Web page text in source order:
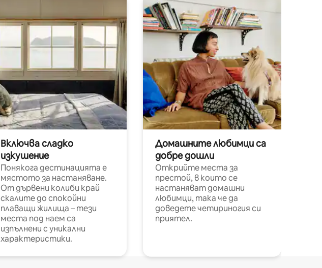
Включва сладко
изкушение
Понякога дестинацията е
мястото за настаняване.
От дървени колиби край
скалите до спокойни
плаващи жилища – тези
места под наем са
изпълнени с уникални
характеристики.
Домашните любимци са
добре дошли
Открийте места за
престой, в които се
настаняват домашни
любимци, така че да
доведете четириногия си
приятел.